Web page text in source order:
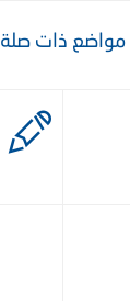
مواضع ذات صلة